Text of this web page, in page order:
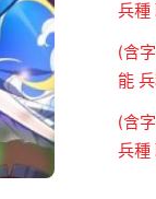
兵種
(含
能
(含
兵種